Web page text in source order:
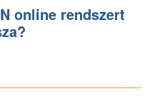
online rendszert